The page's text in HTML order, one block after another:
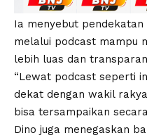
Ia menyebut
melalui podcast mampu
lebih luas dan
“Lewat podcast seperti
dekat dengan wakil
bisa tersampaikan
Dino juga menegaskan